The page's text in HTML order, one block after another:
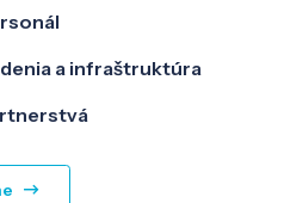
a infraštruktúra